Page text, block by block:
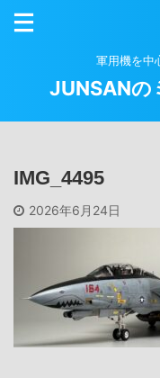
軍用機を中
JUNSANの
IMG_4495
2026年6月24日